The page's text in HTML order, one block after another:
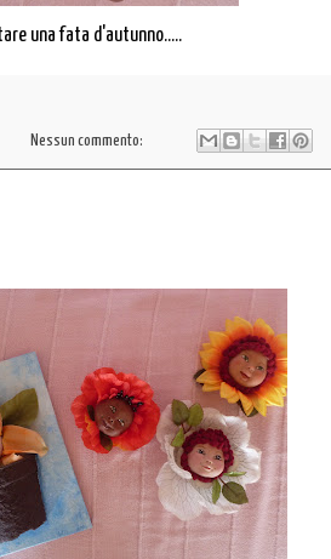
una fata d'autunno.....
Nessun commento: